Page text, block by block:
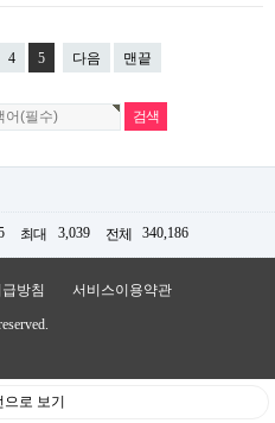
4 5 다음 맨끝
최대 3,039 전체 340,186
방침 서비스이용약관
로 보기